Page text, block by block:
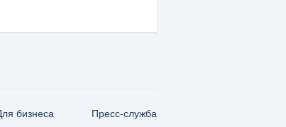
бизнеса Пресс-служба